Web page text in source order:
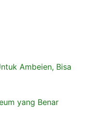
Ambeien, Bisa
yang Benar